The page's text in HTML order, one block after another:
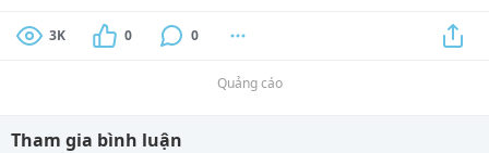
3K 0 0
Quảng cáo
Tham gia bình luận